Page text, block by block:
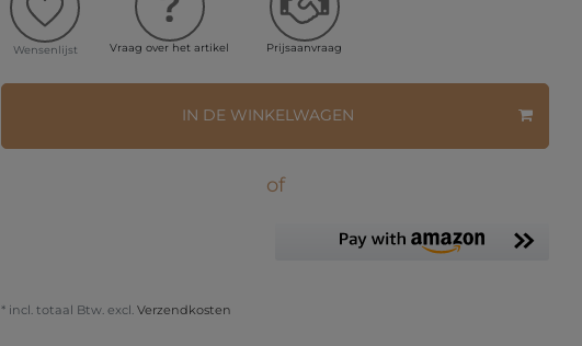
Wensenlijst Vraag over het artikel Prijsaanvraag
IN DE WINKELWAGEN
of
* incl. totaal Btw. excl. Verzendkosten